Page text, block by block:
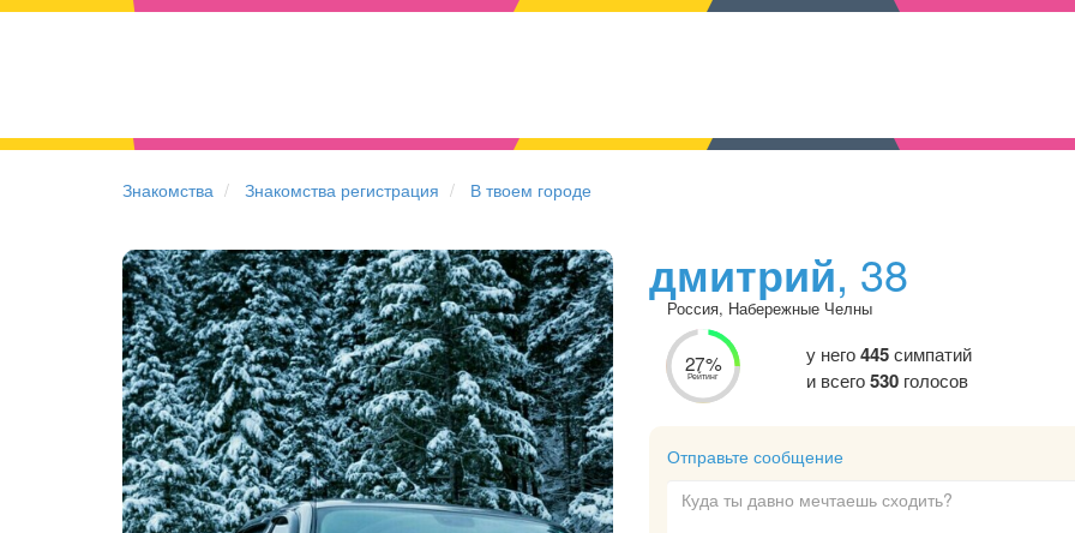
Знакомства Знакомства регистрация В твоем городе
дмитрий, 38
Россия, Набережные Челны
27%
Рейтинг
у него445симпатий
и всего530голосов
Отправьте сообщение